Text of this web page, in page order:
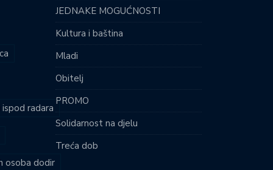
radara
osoba dodir
JEDNAKE MOGUĆNOSTI
Kultura i baština
Mladi
Obitelj
PROMO
Solidarnost na djelu
Treća dob